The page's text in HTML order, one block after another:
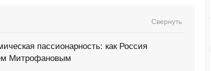
Свернуть
пассионарность: как Россия
Митрофановым